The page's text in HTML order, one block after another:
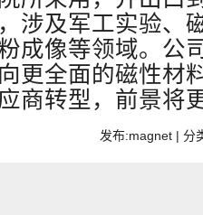
涉及军工实验、
成像等领域。公
更全面的磁性材
商转型，前景将
发布:magnet | 分